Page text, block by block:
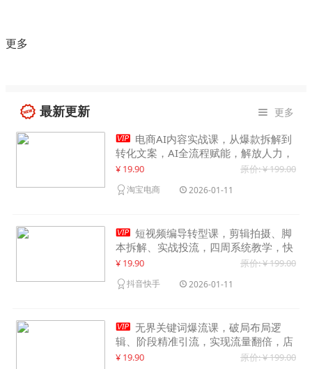
更多
最新更新  更多
 电商AI内容实战课，从爆款拆解到
转化文案，AI全流程赋能，解放人力，
单月节省内容成本数万元
¥ 19.90 原价: ¥ 199.00
淘宝电商 2026-01-11
 短视频编导转型课，剪辑拍摄、脚
本拆解、实战投流，四周系统教学，快
速入行月入2w+
¥ 19.90 原价: ¥ 199.00
抖音快手 2026-01-11
 无界关键词爆流课，破局布局逻
辑、阶段精准引流，实现流量翻倍，店
铺业绩增长50%+
¥ 19.90 原价: ¥ 199.00